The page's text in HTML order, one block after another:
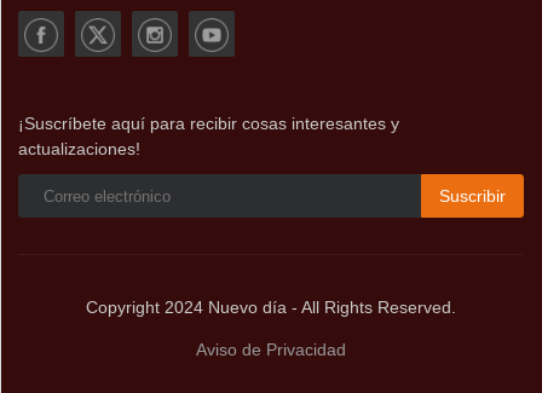
¡Suscríbete aquí para recibir cosas interesantes y
actualizaciones!
Suscribir
Copyright 2024 Nuevo día - All Rights Reserved.
Aviso de Privacidad